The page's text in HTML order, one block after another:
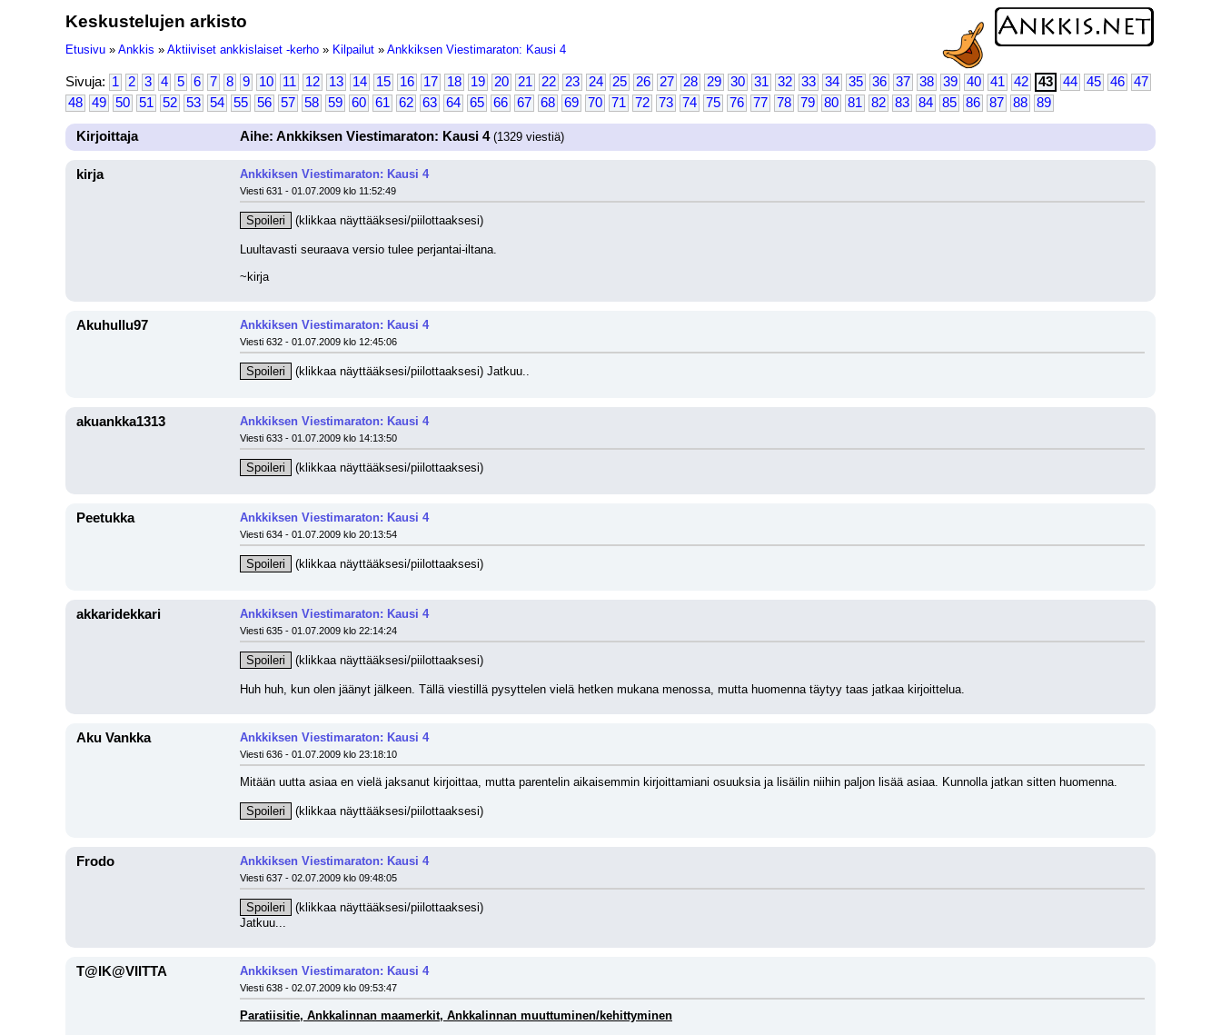
Keskustelujen arkisto
Etusivu » Ankkis » Aktiiviset ankkislaiset -kerho » Kilpailut » Ankkiksen Viestimaraton: Kausi 4
Sivuja: 1 2 3 4 5 6 7 8 9 10 11 12 13 14 15 16 17 18 19 20 21 22 23 24 25 26 27 28 29 30 31 32 33 34 35 36 37 38 39 40 41 42 43 44 45 46
47
48
49 50 51 52 53 54 55 56 57 58 59 60 61 62 63 64 65 66 67 68 69 70 71 72 73 74 75 76 77 78 79 80 81 82 83 84 85 86 87 88 89
Kirjoittaja Aihe: Ankkiksen Viestimaraton: Kausi 4(1329 viestiä)
kirja Ankkiksen Viestimaraton: Kausi 4
Viesti 631 - 01.07.2009 klo 11:52:49
Spoileri (klikkaa näyttääksesi/piilottaaksesi)
Luultavasti seuraava versio tulee perjantai-iltana.
~kirja
Akuhullu97 Ankkiksen Viestimaraton: Kausi 4
Viesti 632 - 01.07.2009 klo 12:45:06
Spoileri (klikkaa näyttääksesi/piilottaaksesi) Jatkuu..
akuankka1313 Ankkiksen Viestimaraton: Kausi 4
Viesti 633 - 01.07.2009 klo 14:13:50
Spoileri (klikkaa näyttääksesi/piilottaaksesi)
Peetukka Ankkiksen Viestimaraton: Kausi 4
Viesti 634 - 01.07.2009 klo 20:13:54
Spoileri (klikkaa näyttääksesi/piilottaaksesi)
akkaridekkari Ankkiksen Viestimaraton: Kausi 4
Viesti 635 - 01.07.2009 klo 22:14:24
Spoileri (klikkaa näyttääksesi/piilottaaksesi)
Huh huh, kun olen jäänyt jälkeen. Tällä viestillä pysyttelen vielä hetken mukana menossa, mutta huomenna täytyy taas jatkaa kirjoittelua.
Aku Vankka Ankkiksen Viestimaraton: Kausi 4
Viesti 636 - 01.07.2009 klo 23:18:10
Mitään uutta asiaa en vielä jaksanut kirjoittaa, mutta parentelin aikaisemmin kirjoittamiani osuuksia ja lisäilin niihin paljon lisää asiaa. Kunnolla jatkan sitten huomenna.
Spoileri (klikkaa näyttääksesi/piilottaaksesi)
Frodo Ankkiksen Viestimaraton: Kausi 4
Viesti 637 - 02.07.2009 klo 09:48:05
Spoileri
(klikkaa näyttääksesi/piilottaaksesi)
Jatkuu...
T@IK@VIITTA Ankkiksen Viestimaraton: Kausi 4
Viesti 638 - 02.07.2009 klo 09:53:47
Paratiisitie, Ankkalinnan maamerkit, Ankkalinnan muuttuminen/kehittyminen